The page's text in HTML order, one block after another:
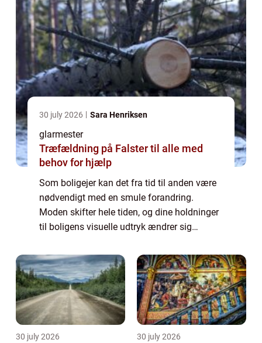
30 july 2026 Sara Henriksen
glarmester
Træfældning på Falster til alle med
behov for hjælp
Som boligejer kan det fra tid til anden være
nødvendigt med en smule forandring.
Moden skifter hele tiden, og dine holdninger
til boligens visuelle udtryk ændrer sig
opgradering, kan det være en god idé at
kont...
30 july 2026 30 july 2026